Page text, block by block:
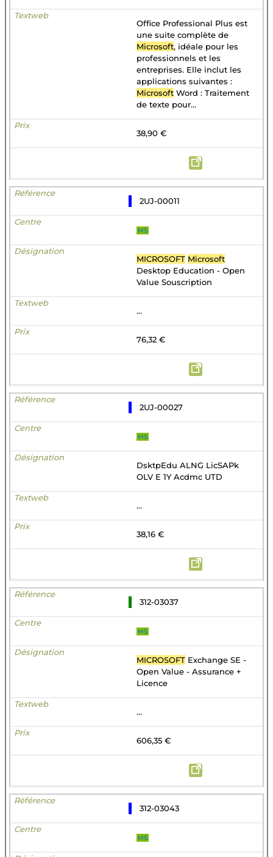
Office Professional Plus est
une suite complète de
Microsoft, idéale pour les
professionnels et les
entreprises. Elle inclut les
applications suivantes :
Microsoft Word : Traitement
de texte pour...
38,90 €
2UJ-00011
MS
MICROSOFT Microsoft
Desktop Education - Open
Value Souscription
...
76,32 €
2UJ-00027
MS
DsktpEdu ALNG LicSAPk
OLV E 1Y Acdmc UTD
...
38,16 €
312-03037
MS
MICROSOFT Exchange SE -
Open Value - Assurance +
Licence
...
606,35 €
312-03043
MS